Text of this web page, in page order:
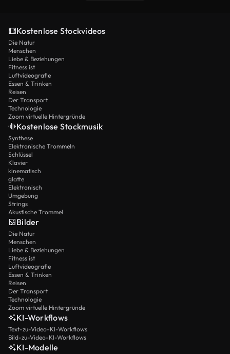
Kostenlose Stockvideos
Die Natur
Menschen
Liebe & Beziehungen
Fitness ist
Luftvideografie
Essen & Trinken
Reisen
Der Transport
Technologie
Zoom virtuelle Hintergründe
Kostenlose Stockmusik
Synthese
Elektronische Trommeln
Schlüssel
Klavier
kinematisch
glatte
Elektronisch
Umgebung
Strings
Akustische Trommel
Bilder
Die Natur
Menschen
Liebe & Beziehungen
Fitness ist
Luftvideografie
Essen & Trinken
Reisen
Der Transport
Technologie
Zoom virtuelle Hintergründe
KI-Workflows
Text-zu-Video-KI-Workflows
Bild-zu-Video-KI-Workflows
KI-Modelle